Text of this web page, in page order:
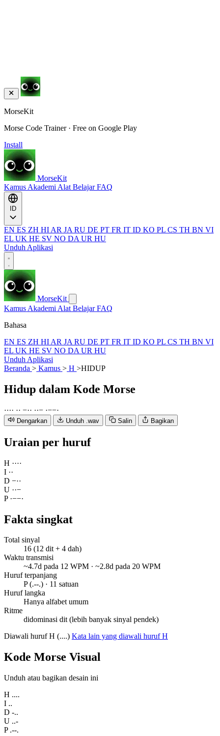
MorseKit
Morse Code Trainer · Free on Google Play
Install
MorseKit
Kamus Akademi Alat BelajarFAQ
EN ES ZH HI AR JA RU DE PT FR IT ID KO PL CS TH BN VI
EL UK HE SV NO DA UR HU
Unduh Aplikasi
MorseKit
Kamus Akademi Alat BelajarFAQ
Bahasa
EN ES ZH HI AR JA RU DE PT FR IT ID KO PL CS TH BN VI
EL UK HE SV NO DA UR HU
Unduh Aplikasi
Beranda > Kamus > H >HIDUP
Hidup dalam Kode Morse
···· ·· −·· ··− ·−−·
Dengarkan Unduh .wav Salin Bagikan
Uraian per huruf
H ····
I ··
D −··
U ··−
P ·−−·
Fakta singkat
Total sinyal
16 (12 dit + 4 dah)
Waktu transmisi
~4.7d pada 12 WPM · ~2.8d pada 20 WPM
Huruf terpanjang
P (.--.) · 11 satuan
Huruf langka
Hanya alfabet umum
Ritme
didominasi dit (lebih banyak sinyal pendek)
Diawali huruf H (....) Kata lain yang diawali huruf H
Kode Morse Visual
Unduh atau bagikan desain ini
H ....
I ..
D -..
U ..-
P .--.